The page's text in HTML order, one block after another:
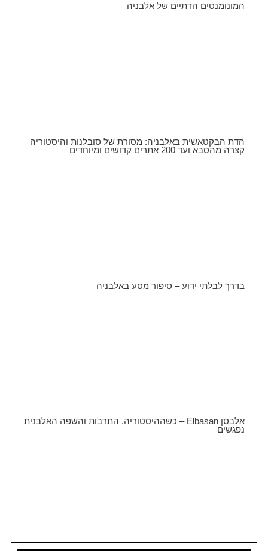
המונומנטים הדתיים של אלבניה
הדת הבקטאשית באלבניה: מסורת של סובלנות והיסטוריה
קצרה מהסבא ועד 200 אתרים קדושים ומיוחדים
בדרך לבלתי ידוע – סיפור מסע באלבניה
אלבסן Elbasan – כשההיסטוריה, התרבות והשפה האלבנית
נפגשים